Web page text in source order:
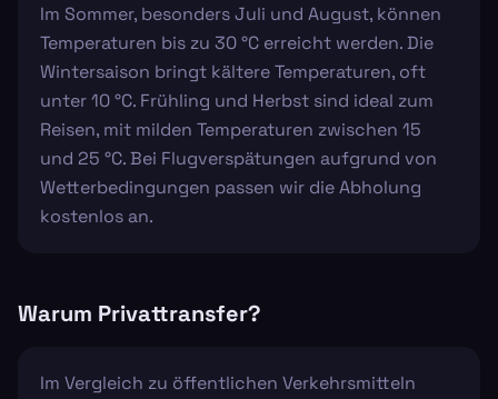
Im Sommer, besonders Juli und August, können
Temperaturen bis zu 30 °C erreicht werden. Die
Wintersaison bringt kältere Temperaturen, oft
unter 10 °C. Frühling und Herbst sind ideal zum
Reisen, mit milden Temperaturen zwischen 15
und 25 °C. Bei Flugverspätungen aufgrund von
Wetterbedingungen passen wir die Abholung
kostenlos an.
Warum Privattransfer?
Im Vergleich zu öffentlichen Verkehrsmitteln